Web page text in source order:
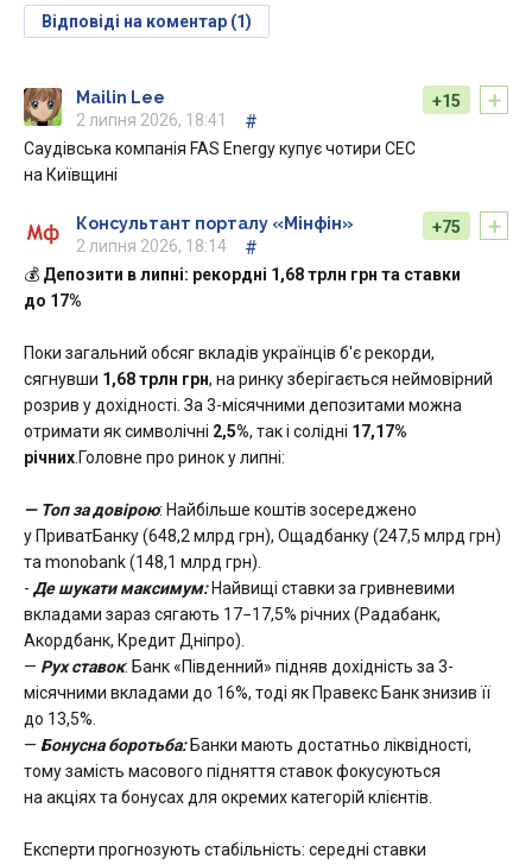
Відповіді на коментар (1)
+
+15
Mailin Lee
2 липня 2026, 18:41
#
Саудівська компанія FAS Energy купує чотири СЕС
на Київщині
+
+75
Консультант порталу «Мінфін»
2 липня 2026, 18:14
#
💰 Депозити в липні: рекордні 1,68 трлн грн та ставки
до 17%
Поки загальний обсяг вкладів українців б'є рекорди,
сягнувши 1,68 трлн грн, на ринку зберігається неймовірний
розрив у дохідності. За 3-місячними депозитами можна
отримати як символічні 2,5%, так і солідні 17,17%
річних .Головне про ринок у липні:
— Топ за довірою: Найбільше коштів зосереджено
у ПриватБанку (648,2 млрд грн), Ощадбанку (247,5 млрд грн)
та monobank (148,1 млрд грн).
- Де шукати максимум:Найвищі ставки за гривневими
вкладами зараз сягають 17−17,5% річних (Радабанк,
Акордбанк, Кредит Дніпро).
— Рух ставок: Банк «Південний» підняв дохідність за 3-
місячними вкладами до 16%, тоді як Правекс Банк знизив її
до 13,5%.
— Бонусна боротьба:Банки мають достатньо ліквідності,
тому замість масового підняття ставок фокусуються
на акціях та бонусах для окремих категорій клієнтів.
Експерти прогнозують стабільність: середні ставки